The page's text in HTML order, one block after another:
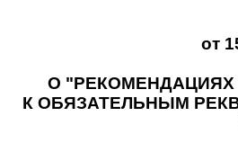
от
О
К ОБЯЗАТЕЛЬНЫМ